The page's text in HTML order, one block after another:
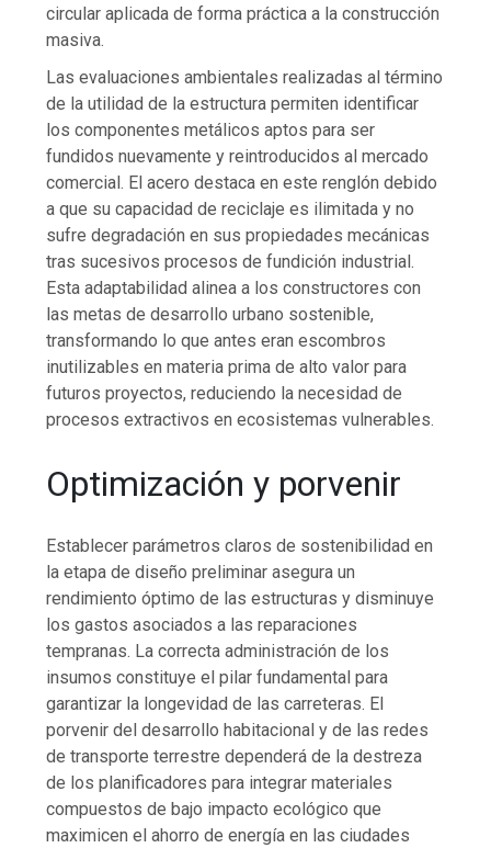
circular aplicada de forma práctica a la construcción
masiva.
Las evaluaciones ambientales realizadas al término
de la utilidad de la estructura permiten identificar
los componentes metálicos aptos para ser
fundidos nuevamente y reintroducidos al mercado
comercial. El acero destaca en este renglón debido
a que su capacidad de reciclaje es ilimitada y no
sufre degradación en sus propiedades mecánicas
tras sucesivos procesos de fundición industrial.
Esta adaptabilidad alinea a los constructores con
las metas de desarrollo urbano sostenible,
transformando lo que antes eran escombros
inutilizables en materia prima de alto valor para
futuros proyectos, reduciendo la necesidad de
procesos extractivos en ecosistemas vulnerables.
Optimización y porvenir
Establecer parámetros claros de sostenibilidad en
la etapa de diseño preliminar asegura un
rendimiento óptimo de las estructuras y disminuye
los gastos asociados a las reparaciones
tempranas. La correcta administración de los
insumos constituye el pilar fundamental para
garantizar la longevidad de las carreteras. El
porvenir del desarrollo habitacional y de las redes
de transporte terrestre dependerá de la destreza
de los planificadores para integrar materiales
compuestos de bajo impacto ecológico que
maximicen el ahorro de energía en las ciudades